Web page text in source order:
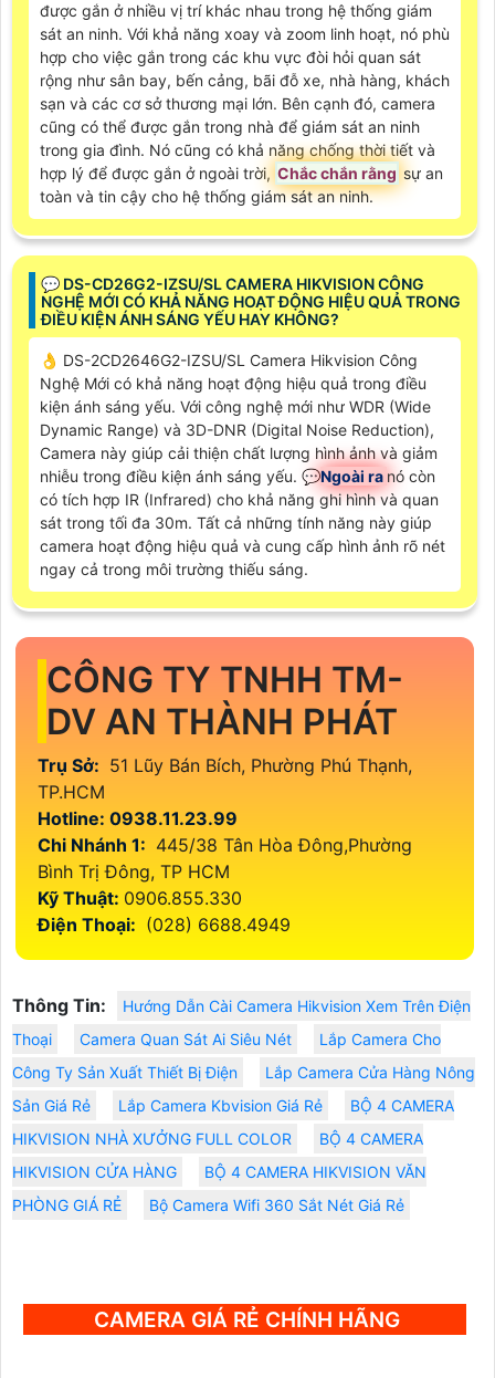
được gắn ở nhiều vị trí khác nhau trong hệ thống giám
sát an ninh. Với khả năng xoay và zoom linh hoạt, nó phù
hợp cho việc gắn trong các khu vực đòi hỏi quan sát
rộng như sân bay, bến cảng, bãi đỗ xe, nhà hàng, khách
sạn và các cơ sở thương mại lớn. Bên cạnh đó, camera
cũng có thể được gắn trong nhà để giám sát an ninh
trong gia đình. Nó cũng có khả năng chống thời tiết và
hợp lý để được gắn ở ngoài trời, Chắc chắn rằng sự an
toàn và tin cậy cho hệ thống giám sát an ninh.
️💬 DS-CD26G2-IZSU/SL CAMERA HIKVISION CÔNG
NGHỆ MỚI CÓ KHẢ NĂNG HOẠT ĐỘNG HIỆU QUẢ TRONG
ĐIỀU KIỆN ÁNH SÁNG YẾU HAY KHÔNG?
👌 DS-2CD2646G2-IZSU/SL Camera Hikvision Công
Nghệ Mới có khả năng hoạt động hiệu quả trong điều
kiện ánh sáng yếu. Với công nghệ mới như WDR (Wide
Dynamic Range) và 3D-DNR (Digital Noise Reduction),
Camera này giúp cải thiện chất lượng hình ảnh và giảm
nhiễu trong điều kiện ánh sáng yếu. 💬Ngoài ra nó còn
có tích hợp IR (Infrared) cho khả năng ghi hình và quan
sát trong tối đa 30m. Tất cả những tính năng này giúp
camera hoạt động hiệu quả và cung cấp hình ảnh rõ nét
ngay cả trong môi trường thiếu sáng.
CÔNG TY TNHH TM-
DV AN THÀNH PHÁT
Trụ Sở: 51 Lũy Bán Bích, Phường Phú Thạnh,
TP.HCM
Hotline: 0938.11.23.99
Chi Nhánh 1: 445/38 Tân Hòa Đông,Phường
Bình Trị Đông, TP HCM
Kỹ Thuật: 0906.855.330
Điện Thoại: (028) 6688.4949
Thông Tin:
Hướng Dẫn Cài Camera Hikvision Xem Trên Điện
Thoại
Camera Quan Sát Ai Siêu Nét
Lắp Camera Cho
Công Ty Sản Xuất Thiết Bị Điện
Lắp Camera Cửa Hàng Nông
Sản Giá Rẻ
Lắp Camera Kbvision Giá Rẻ
BỘ 4 CAMERA
HIKVISION NHÀ XƯỞNG FULL COLOR
BỘ 4 CAMERA
HIKVISION CỬA HÀNG
BỘ 4 CAMERA HIKVISION VĂN
PHÒNG GIÁ RẺ
Bộ Camera Wifi 360 Sắt Nét Giá Rẻ
CAMERA GIÁ RẺ CHÍNH HÃNG